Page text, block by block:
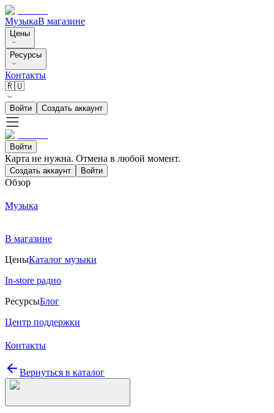
МузыкаВ магазине
Цены
Ресурсы
Контакты
🇷🇺
Войти Создать аккаунт
Войти
Карта не нужна. Отмена в любой момент.
Создать аккаунт Войти
Обзор
Музыка
В магазине
ЦеныКаталог музыки
In-store радио
РесурсыБлог
Центр поддержки
Контакты
Вернуться в каталог